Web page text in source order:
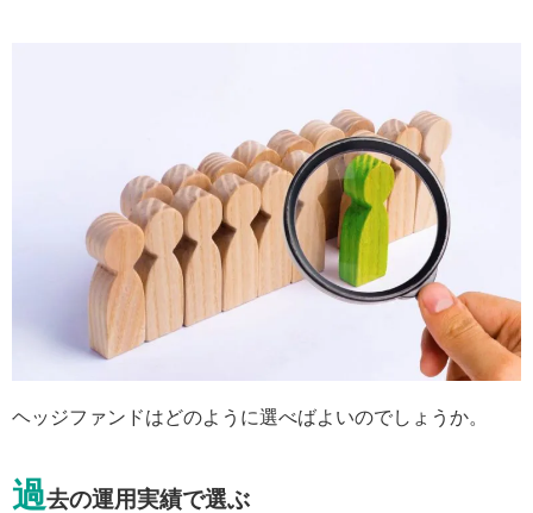
ヘッジファンドはどのように選べばよいのでしょうか。
過去の運用実績で選ぶ